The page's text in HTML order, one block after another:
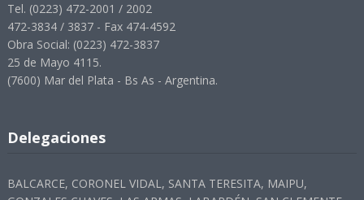
Tel. (0223) 472-2001 / 2002
472-3834 / 3837 - Fax 474-4592
Obra Social: (0223) 472-3837
25 de Mayo 4115.
(7600) Mar del Plata - Bs As - Argentina.
Delegaciones
BALCARCE, CORONEL VIDAL, SANTA TERESITA, MAIPU,